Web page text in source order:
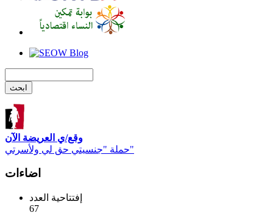
وقع/ي العريضة الآن
حملة "جنسيتي حق لي ولأسرتي"
اضاءات
إفتتاحية العدد
67